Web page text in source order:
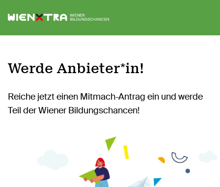
Logo Wiener Bildungschancen
Werde Anbieter*in!
Reiche jetzt einen Mitmach-Antrag ein und werde
Teil der Wiener Bildungschancen!